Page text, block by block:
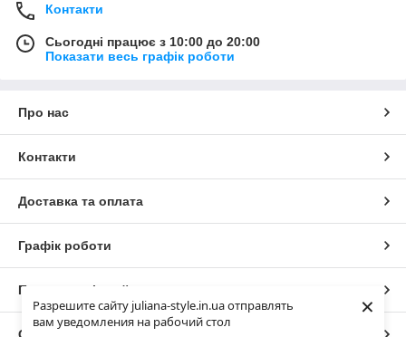
Разрешите сайту juliana-style.in.ua отправлять
вам уведомления на рабочий стол
×
Контакти
Сьогодні працює з 10:00 до 20:00
Показати весь графік роботи
Про нас
Контакти
Доставка та оплата
Графік роботи
Повна версія сайту